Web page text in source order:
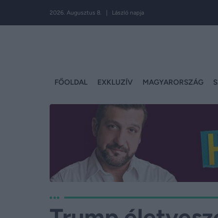
2026. Augusztus 8. | László napja
FŐOLDAL EXKLUZÍV MAGYARORSZÁG